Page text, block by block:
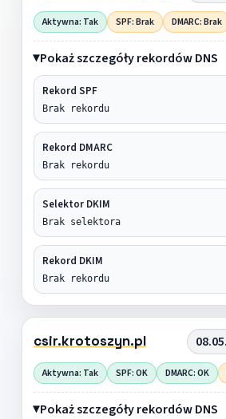
Aktywna: Tak SPF: Brak DMARC: Brak
Pokaż szczegóły rekordów DNS
Rekord SPF
Brak rekordu
Rekord DMARC
Brak rekordu
Selektor DKIM
Brak selektora
Rekord DKIM
Brak rekordu
csir.krotoszyn.pl
Aktywna: Tak SPF: OK DMARC: OK
Pokaż szczegóły rekordów DNS